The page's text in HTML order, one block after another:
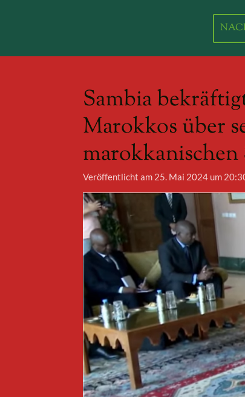
Sambia
Marokkos über
marokkanischen
Veröffentlicht am 25. Mai 2024 um